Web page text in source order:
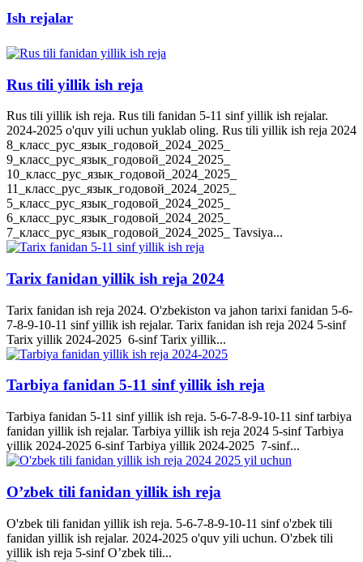
Ish rejalar
Rus tili yillik ish reja
Rus tili yillik ish reja. Rus tili fanidan 5-11 sinf yillik ish rejalar.
2024-2025 o'quv yili uchun yuklab oling. Rus tili yillik ish reja 2024
8_класс_рус_язык_годовой_2024_2025_
9_класс_рус_язык_годовой_2024_2025_
10_класс_рус_язык_годовой_2024_2025_
11_класс_рус_язык_годовой_2024_2025_
5_класс_рус_язык_годовой_2024_2025_
6_класс_рус_язык_годовой_2024_2025_
7_класс_рус_язык_годовой_2024_2025_ Tavsiya...
Tarix fanidan yillik ish reja 2024
Tarix fanidan ish reja 2024. O'zbekiston va jahon tarixi fanidan 5-6-
7-8-9-10-11 sinf yillik ish rejalar. Tarix fanidan ish reja 2024 5-sinf
Tarix yillik 2024-2025 6-sinf Tarix yillik...
Tarbiya fanidan 5-11 sinf yillik ish reja
Tarbiya fanidan 5-11 sinf yillik ish reja. 5-6-7-8-9-10-11 sinf tarbiya
fanidan yillik ish rejalar. Tarbiya yillik ish reja 2024 5-sinf Tarbiya
yillik 2024-2025 6-sinf Tarbiya yillik 2024-2025 7-sinf...
O’zbek tili fanidan yillik ish reja
O'zbek tili fanidan yillik ish reja. 5-6-7-8-9-10-11 sinf o'zbek tili
fanidan yillik ish rejalar. 2024-2025 o'quv yili uchun. O'zbek tili
yillik ish reja 5-sinf O’zbek tili...